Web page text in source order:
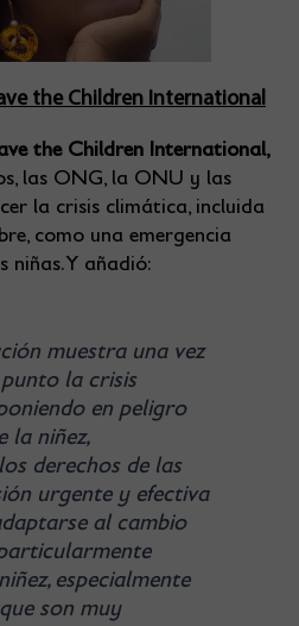
the Children International
the Children International,
las ONG, la ONU y las
la crisis climática, incluida
como una emergencia
niñas. Y añadió:
muestra una vez
la crisis
en peligro
la niñez,
derechos de las
urgente y efectiva
al cambio
especialmente
son muy